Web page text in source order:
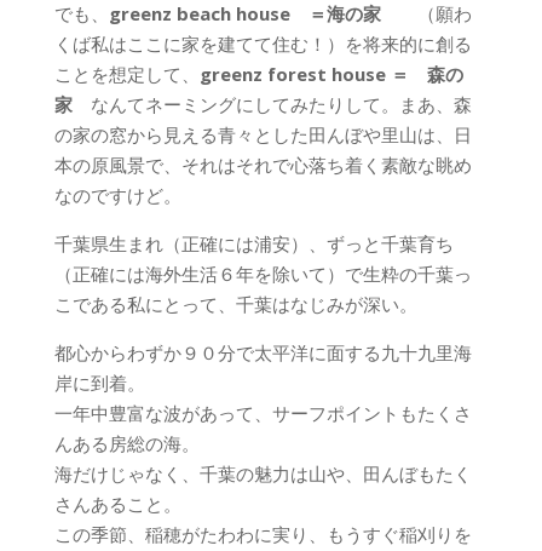
でも、 greenz beach house ＝海の家
（願わ
くば私はここに家を建てて住む！）を将来的に創る
ことを想定して、 greenz forest house ＝ 森の
家なんてネーミングにしてみたりして。まあ、森
の家の窓から見える青々とした田んぼや里山は、日
本の原風景で、それはそれで心落ち着く素敵な眺め
なのですけど。
千葉県生まれ（正確には浦安）、ずっと千葉育ち
（正確には海外生活６年を除いて）で生粋の千葉っ
こである私にとって、千葉はなじみが深い。
都心からわずか９０分で太平洋に面する九十九里海
岸に到着。
一年中豊富な波があって、サーフポイントもたくさ
んある房総の海。
海だけじゃなく、千葉の魅力は山や、田んぼもたく
さんあること。
この季節、稲穂がたわわに実り、もうすぐ稲刈りを